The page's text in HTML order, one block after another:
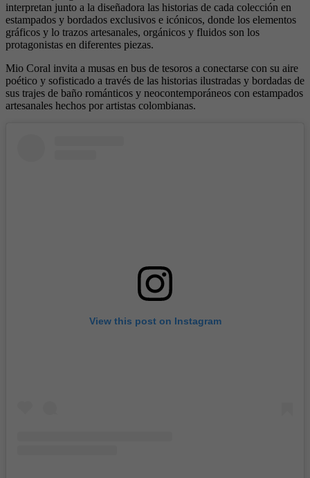
interpretan junto a la diseñadora las historias de cada colección en
estampados y bordados exclusivos e icónicos, donde los elementos
gráficos y lo trazos artesanales, orgánicos y fluidos son los
protagonistas en diferentes piezas.
Mio Coral invita a musas en bus de tesoros a conectarse con su aire
poético y sofisticado a través de las historias ilustradas y bordadas de
sus trajes de baño románticos y neocontemporáneos con estampados
artesanales hechos por artistas colombianas.
View this post on Instagram